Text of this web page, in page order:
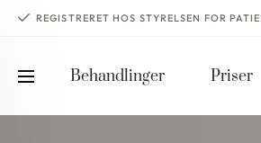
REGISTRERET HOS STYRELSEN FOR
Behandlinger Priser